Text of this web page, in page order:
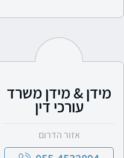
מידן & מידן משרד
עורכי דין
אזור הדרום